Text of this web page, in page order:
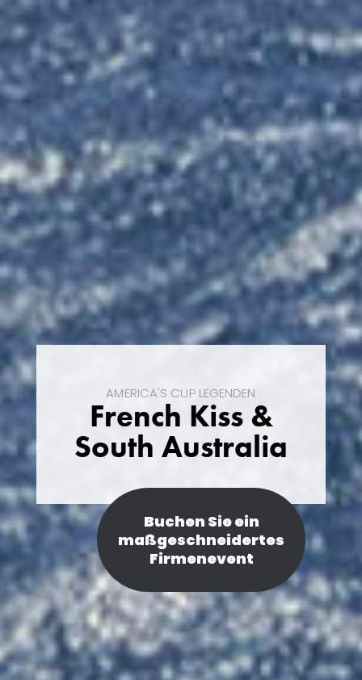
AMERICA'S CUP LEGENDEN
French Kiss &
South Australia
Buchen Sie ein
maßgeschneidertes
Firmenevent